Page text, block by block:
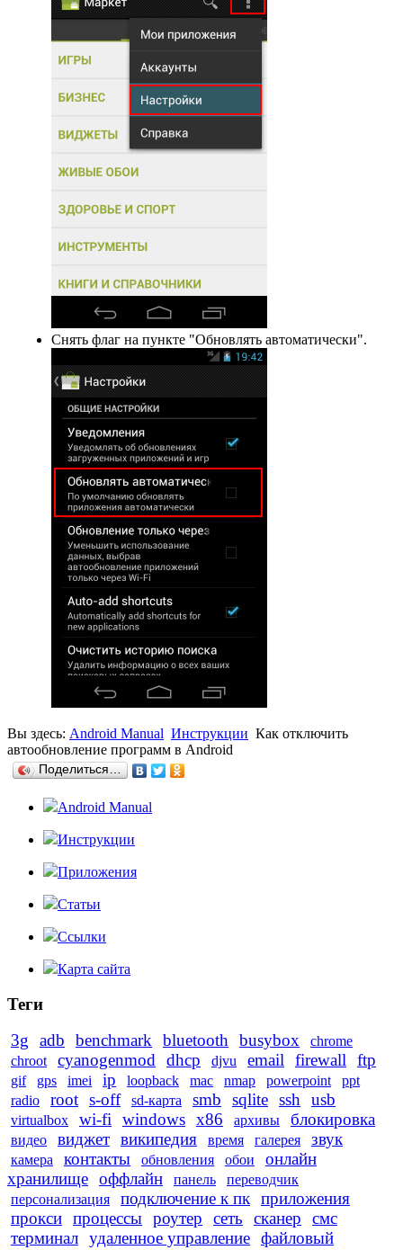
Снять флаг на пункте "Обновлять автоматически".
Вы здесь: Android Manual Инструкции Как отключить
автообновление программ в Android
Поделиться…
Android Manual
Инструкции
Приложения
Статьи
Ссылки
Карта сайта
Теги
3g
adb benchmark bluetooth busybox
chrome
chroot
cyanogenmod dhcp djvu email firewall ftp
gif gps imei ip loopback mac nmap powerpoint
ppt
radio
root s-off sd-карта smb sqlite ssh usb
virtualbox wi-fi windows x86 архивы блокировка
видео виджет википедия время галерея звук
камера контакты обновления обои
онлайн
хранилище оффлайн панель
переводчик
персонализация
подключение к пк приложения
прокси процессы роутер сеть сканер
смс
терминал удаленное управление файловый